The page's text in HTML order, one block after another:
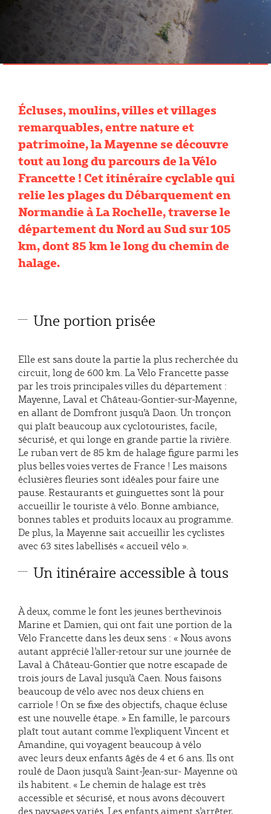
Écluses, moulins, villes et villages
remarquables, entre nature et
patrimoine, la Mayenne se découvre
tout au long du parcours de la Vélo
Francette ! Cet itinéraire cyclable qui
relie les plages du Débarquement en
Normandie à La Rochelle, traverse le
département du Nord au Sud sur 105
km, dont 85 km le long du chemin de
halage.
Une portion prisée
Elle est sans doute la partie la plus recherchée du
circuit, long de 600 km. La Vélo Francette passe
par les trois principales villes du département :
Mayenne, Laval et Château-Gontier-sur-Mayenne,
en allant de Domfront jusqu’à Daon. Un tronçon
qui plaît beaucoup aux cyclotouristes, facile,
sécurisé, et qui longe en grande partie la rivière.
Le ruban vert de 85 km de halage figure parmi les
plus belles voies vertes de France ! Les maisons
éclusières fleuries sont idéales pour faire une
pause. Restaurants et guinguettes sont là pour
accueillir le touriste à vélo. Bonne ambiance,
bonnes tables et produits locaux au programme.
De plus, la Mayenne sait accueillir les cyclistes
avec 63 sites labellisés « accueil vélo ».
Un itinéraire accessible à tous
À deux, comme le font les jeunes berthevinois
Marine et Damien, qui ont fait une portion de la
Vélo Francette dans les deux sens : « Nous avons
autant apprécié l’aller-retour sur une journée de
Laval à Château-Gontier que notre escapade de
trois jours de Laval jusqu’à Caen. Nous faisons
beaucoup de vélo avec nos deux chiens en
carriole ! On se fixe des objectifs, chaque écluse
est une nouvelle étape. » En famille, le parcours
plaît tout autant comme l’expliquent Vincent et
Amandine, qui voyagent beaucoup à vélo
avec leurs deux enfants âgés de 4 et 6 ans. Ils ont
roulé de Daon jusqu’à Saint-Jean-sur- Mayenne où
ils habitent. « Le chemin de halage est très
accessible et sécurisé, et nous avons découvert
des paysages variés. Les enfants aiment s’arrêter,